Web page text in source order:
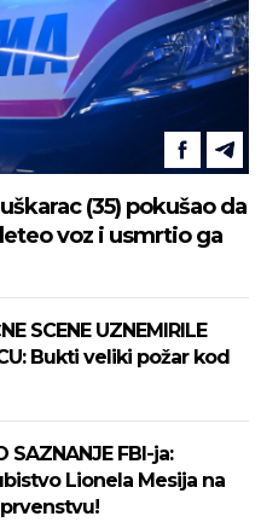
(35) pokušao da
voz i usmrtio ga
SCENE UZNEMIRILE
Bukti veliki požar kod
SAZNANJE FBI-ja:
Lionela Mesija na